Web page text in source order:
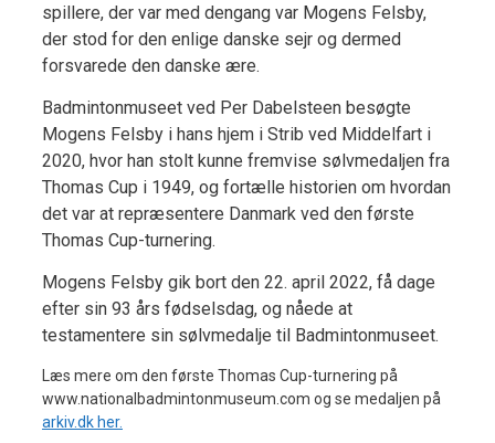
spillere, der var med dengang var Mogens Felsby,
der stod for den enlige danske sejr og dermed
forsvarede den danske ære.
Badmintonmuseet ved Per Dabelsteen besøgte
Mogens Felsby i hans hjem i Strib ved Middelfart i
2020, hvor han stolt kunne fremvise sølvmedaljen fra
Thomas Cup i 1949, og fortælle historien om hvordan
det var at repræsentere Danmark ved den første
Thomas Cup-turnering.
Mogens Felsby gik bort den 22. april 2022, få dage
efter sin 93 års fødselsdag, og nåede at
testamentere sin sølvmedalje til Badmintonmuseet.
Læs mere om den første Thomas Cup-turnering på
www.nationalbadmintonmuseum.com og se medaljen på
arkiv.dk her.